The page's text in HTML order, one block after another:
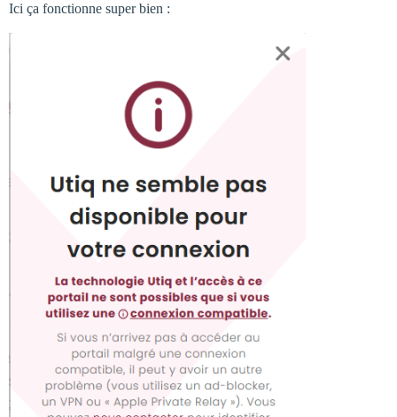
Ici ça fonctionne super bien :